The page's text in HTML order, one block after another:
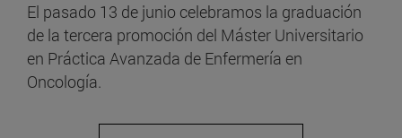
El pasado 13 de junio celebramos la graduación
de la tercera promoción del Máster Universitario
en Práctica Avanzada de Enfermería en
Oncología.